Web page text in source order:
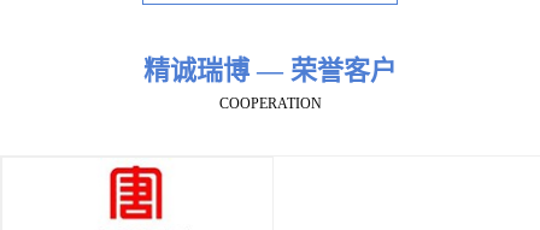
精诚瑞博 — 荣誉客户
COOPERATION